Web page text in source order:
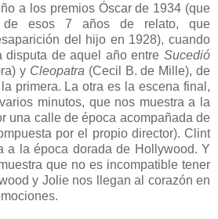
a los premios Óscar de 1934 (que
esos 7 años de relato, que
del hijo en 1928), cuando
disputa de aquel año entre Sucedió
y Cleopatra (Cecil B. de Mille), de
primera. La otra es la escena final,
minutos, que nos muestra a la
una calle de época acompañada de
por el propio director). Clint
a la época dorada de Hollywood. Y
que no es incompatible tener
y Jolie nos llegan al corazón en